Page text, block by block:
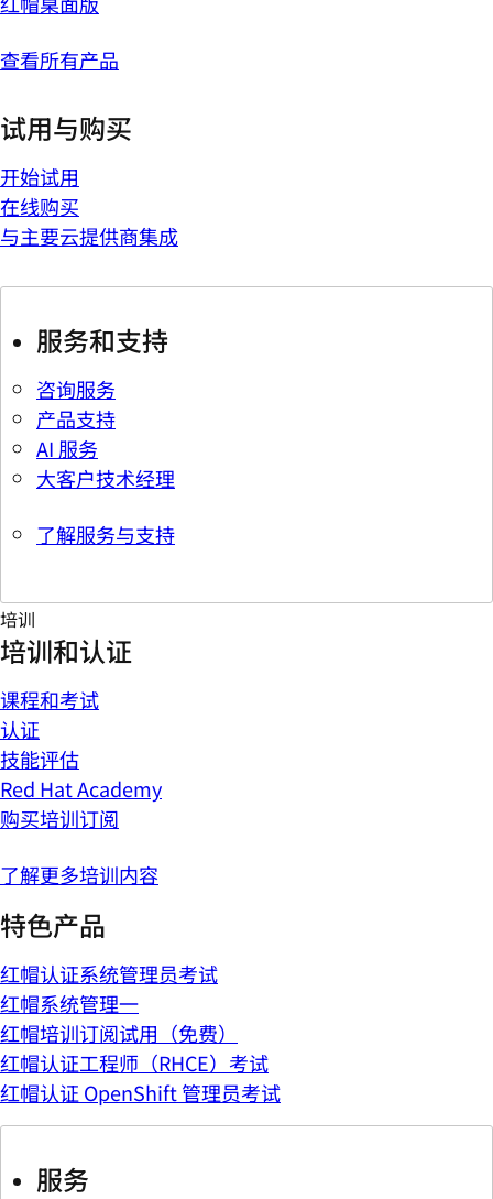
查看所有产品
试用与购买
开始试用
在线购买
与主要云提供商集成
服务和支持
咨询服务
产品支持
AI 服务
大客户技术经理
了解服务与支持
培训
培训和认证
课程和考试
认证
技能评估
Red Hat Academy
购买培训订阅
了解更多培训内容
特色产品
红帽认证系统管理员考试
红帽系统管理一
红帽培训订阅试用（免费）
红帽认证工程师（RHCE）考试
红帽认证 OpenShift 管理员考试
服务